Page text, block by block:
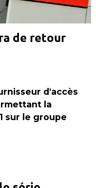
de retour
d'accès
la
sur le groupe